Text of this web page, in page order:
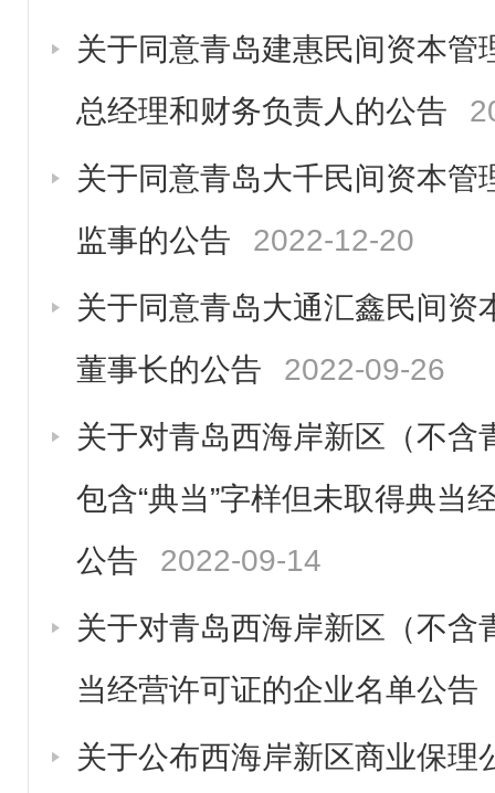
关于同意青岛建惠民间资本管
总经理和财务负责人的公告
关于同意青岛大千民间资本管
监事的公告
2022-12-20
关于同意青岛大通汇鑫民间资
董事长的公告
2022-09-26
关于对青岛西海岸新区（不含
包含“典当”字样但未取得典当
公告
2022-09-14
关于对青岛西海岸新区（不含
当经营许可证的企业名单公告
关于公布西海岸新区商业保理